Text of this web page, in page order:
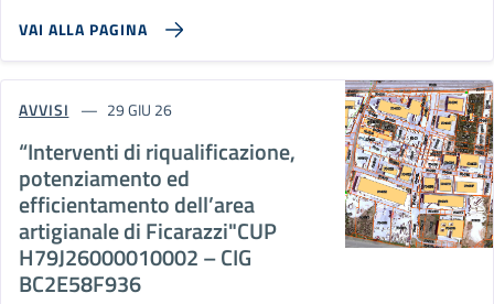
VAI ALLA PAGINA
AVVISI 29 GIU 26
“Interventi di riqualificazione,
potenziamento ed
efficientamento dell’area
artigianale di Ficarazzi"CUP
H79J26000010002 – CIG
BC2E58F936